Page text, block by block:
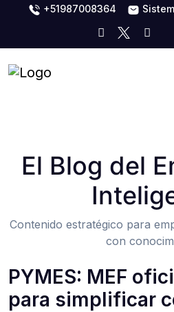
+51987008364
El Blog del
Contenido estratégico para
con
PYMES: MEF
para simplificar